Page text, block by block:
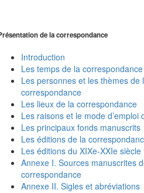
de la correspondance
Introduction
Les temps de la correspondance
Les personnes et les thèmes de
correspondance
Les lieux de la correspondance
Les raisons et le mode d’emploi
Les principaux fonds manuscrits
Les éditions de la
Les éditions du XIXe-XXIe siècle
Annexe I. Sources manuscrites
correspondance
Annexe II. Sigles et abréviations